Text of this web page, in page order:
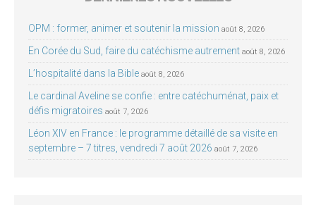
OPM : former, animer et soutenir la mission août 8, 2026
En Corée du Sud, faire du catéchisme autrement août 8, 2026
L’hospitalité dans la Bible août 8, 2026
Le cardinal Aveline se confie : entre catéchuménat, paix et
défis migratoires août 7, 2026
Léon XIV en France : le programme détaillé de sa visite en
septembre – 7 titres, vendredi 7 août 2026 août 7, 2026